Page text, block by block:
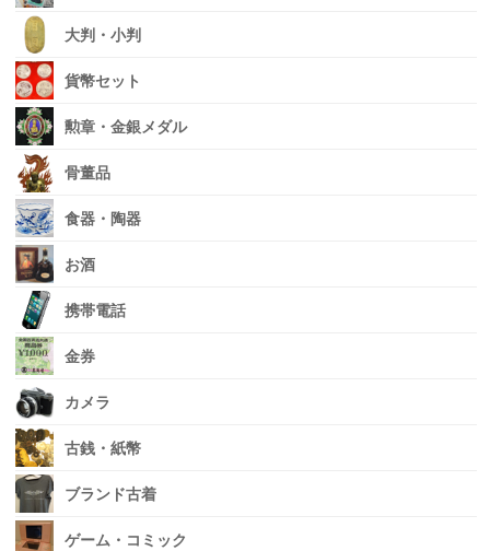
大判・小判
貨幣セット
勲章・金銀メダル
骨董品
食器・陶器
お酒
携帯電話
金券
カメラ
古銭・紙幣
ブランド古着
ゲーム・コミック